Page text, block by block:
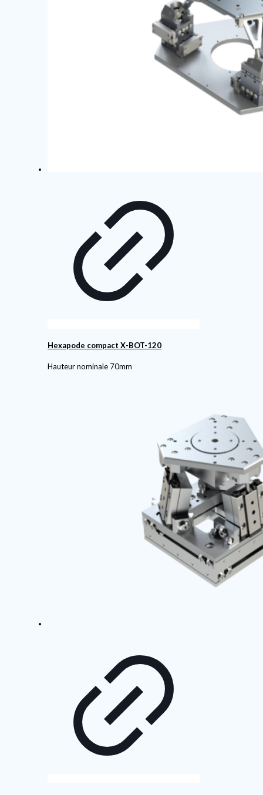
Hexapode compact X-BOT-120
Hauteur nominale 70mm